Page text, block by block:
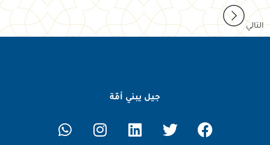
التالي
جيل يبني أمّة